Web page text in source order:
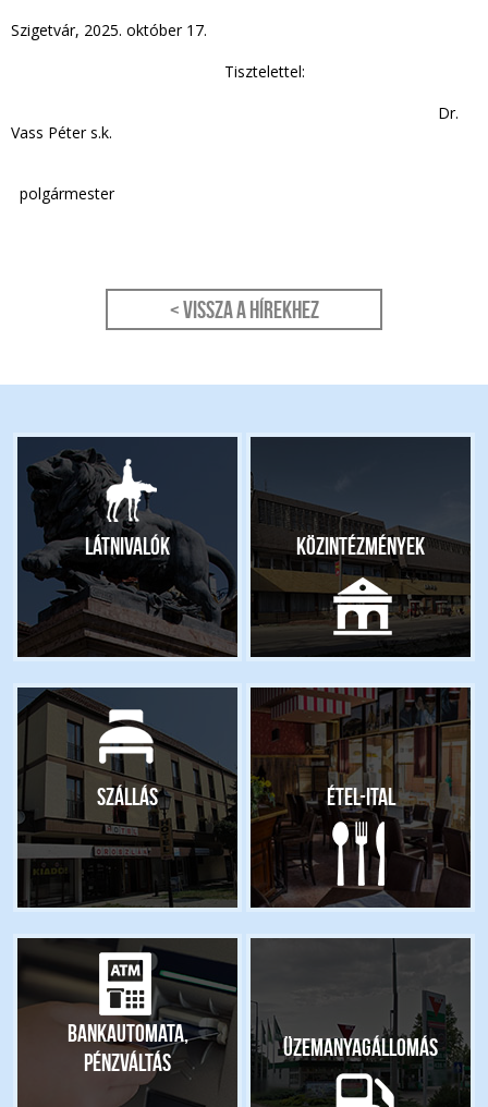
Szigetvár, 2025. október 17.
Tisztelettel:
Dr.
Vass Péter s.k.
polgármester
< Vissza a hírekhez
Látnivalók Közintézmények
Szállás Étel-ital
Bankautomata,
pénzváltás
Üzemanyagállomás